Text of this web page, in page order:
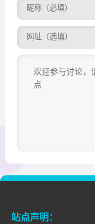
站点声明：